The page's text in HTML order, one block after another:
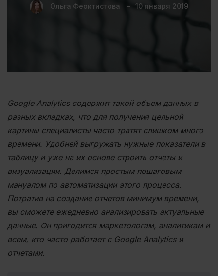
Ольга Феоктистова 10 января 2019
Google Analytics содержит такой объем данных в
разных вкладках, что для получения цельной
картины специалисты часто тратят слишком много
времени. Удобней выгружать нужные показатели в
таблицу и уже на их основе строить отчеты и
визуализации. Делимся простым пошаговым
мануалом по автоматизации этого процесса.
Потратив на создание отчетов минимум времени,
вы сможете ежедневно анализировать актуальные
данные. Он пригодится маркетологам, аналитикам и
всем, кто часто работает с Google Analytics и
отчетами.